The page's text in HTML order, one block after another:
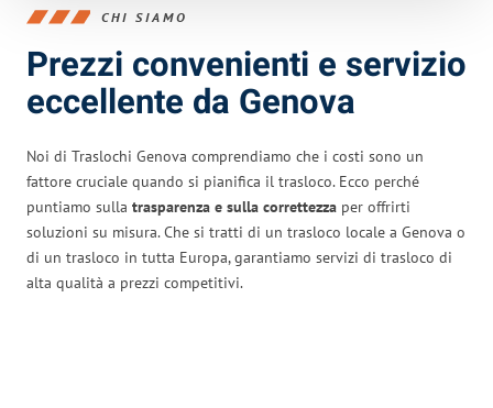
CHI SIAMO
Prezzi convenienti e servizio
eccellente da Genova
Noi di Traslochi Genova comprendiamo che i costi sono un
fattore cruciale quando si pianifica il trasloco. Ecco perché
puntiamo sulla trasparenza e sulla correttezza per offrirti
soluzioni su misura. Che si tratti di un trasloco locale a Genova o
di un trasloco in tutta Europa, garantiamo servizi di trasloco di
alta qualità a prezzi competitivi.